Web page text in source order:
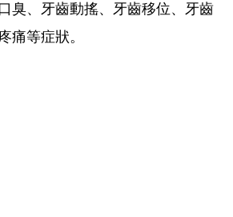
臭、牙齒動搖、牙齒移位、牙齒
痛等症狀。